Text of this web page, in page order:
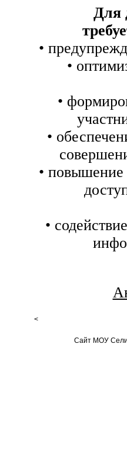
Для
•
•
•
•
• повышение
•
<
Сайт МОУ